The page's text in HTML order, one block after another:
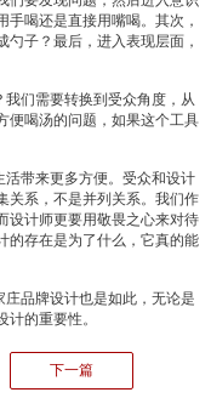
喝还是直接用嘴喝。其次，
子？最后，进入表现层面，
们需要转换到受众角度，从
便喝汤的问题，如果这个工具
带来更多方便。受众和设计
关系，不是并列关系。我们作
设计师更要用敬畏之心来对待
的存在是为了什么，它真的能
庄品牌设计也是如此，无论是
的重要性。
下一篇